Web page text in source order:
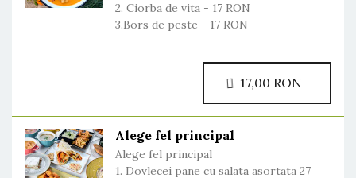
2. Ciorba de vita - 17 RON
3.Bors de peste - 17 RON
Alege fel principal
Alege fel principal
1. Dovlecei pane cu salata asortata 27